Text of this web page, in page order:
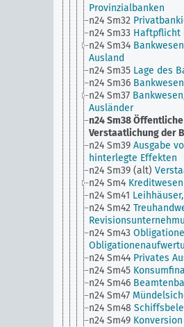
Provinzialbanken
n24 Sm32
n24 Sm33 Haftpflicht
n24 Sm34
Ausland
n24 Sm35 Lage des
n24 Sm36
n24 Sm37
Ausländer
n24 Sm38
Verstaatlichung der
n24 Sm39 Ausgabe
hinterlegte Effekten
n24 Sm39 (alt)
n24 Sm4 Kreditwesen
n24 Sm41
n24 Sm42
n24 Sm43
n24 Sm44 Privates
n24 Sm45
n24 Sm46
n24 Sm47
n24 Sm48
n24 Sm49